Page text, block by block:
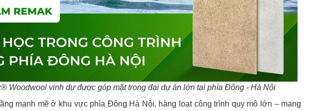
Woodwool vinh dự được góp mặt trong đại dự án lớn tại phía Đông - Hà Nội
mạnh mẽ ở khu vực phía Đông Hà Nội, hàng loạt công trình quy mô lớn – mang